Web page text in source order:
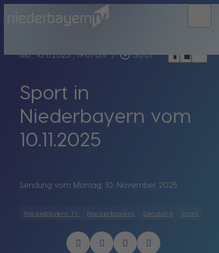
Mo., 10.11.2025, 19:01 Uhr / play_circle_outline 30:01 headphones chrome_reader_mode
Sport in
Niederbayern vom
10.11.2025
Sendung vom Montag, 10. November 2025.
Niedebayern TV Niederbayern Sendung Sport